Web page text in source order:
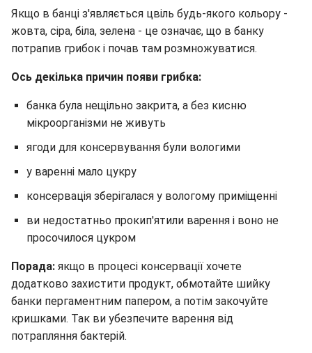
Якщо в банці з'являється цвіль будь-якого кольору -
жовта, сіра, біла, зелена - це означає, що в банку
потрапив грибок і почав там розмножуватися.
Ось декілька причин появи грибка:
банка була нещільно закрита, а без кисню
мікроорганізми не живуть
ягоди для консервування були вологими
у варенні мало цукру
консервація зберігалася у вологому приміщенні
ви недостатньо прокип'ятили варення і воно не
просочилося цукром
Порада: якщо в процесі консервації хочете
додатково захистити продукт, обмотайте шийку
банки пергаментним папером, а потім закочуйте
кришками. Так ви убезпечите варення від
потрапляння бактерій.